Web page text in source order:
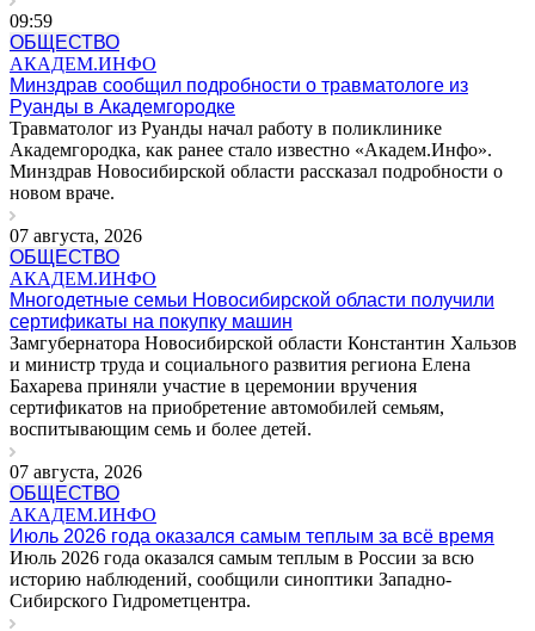
09:59
ОБЩЕСТВО
АКАДЕМ.ИНФО
Минздрав сообщил подробности о травматологе из
Руанды в Академгородке
Травматолог из Руанды начал работу в поликлинике
Академгородка, как ранее стало известно «Академ.Инфо».
Минздрав Новосибирской области рассказал подробности о
новом враче.
07 августа, 2026
ОБЩЕСТВО
АКАДЕМ.ИНФО
Многодетные семьи Новосибирской области получили
сертификаты на покупку машин
Замгубернатора Новосибирской области Константин Хальзов
и министр труда и социального развития региона Елена
Бахарева приняли участие в церемонии вручения
сертификатов на приобретение автомобилей семьям,
воспитывающим семь и более детей.
07 августа, 2026
ОБЩЕСТВО
АКАДЕМ.ИНФО
Июль 2026 года оказался самым теплым за всё время
Июль 2026 года оказался самым теплым в России за всю
историю наблюдений, сообщили синоптики Западно-
Сибирского Гидрометцентра.